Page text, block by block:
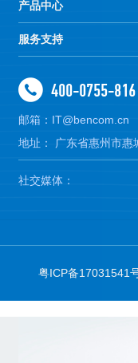
产品中心
服务支持
400-0755-816
邮箱：IT@bencom.cn
地址： 广东省惠州市
社交媒体：
粤ICP备17031541